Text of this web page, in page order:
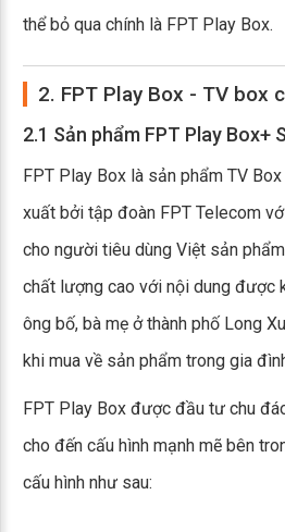
thể bỏ qua chính là FPT Play Box.
2. FPT Play Box - TV box
2.1 Sản phẩm FPT Play Box+
FPT Play Box là sản phẩm TV
xuất bởi tập đoàn FPT Telecom
cho người tiêu dùng Việt sản
chất lượng cao với nội dung được
ông bố, bà mẹ ở thành phố Long
khi mua về sản phẩm trong gia
FPT Play Box được đầu tư chu
cho đến cấu hình mạnh mẽ bên
cấu hình như sau: